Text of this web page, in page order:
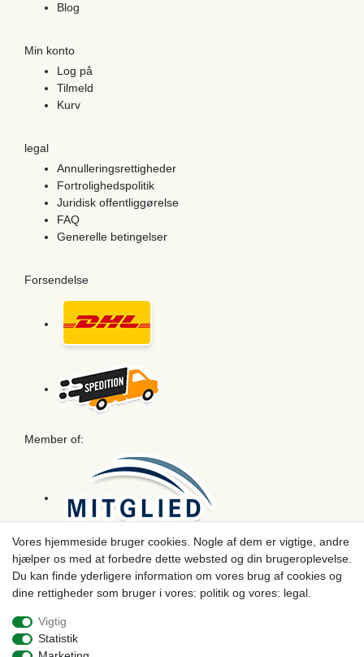
Blog
Min konto
Log på
Tilmeld
Kurv
legal
Annulleringsrettigheder
Fortrolighedspolitik
Juridisk offentliggørelse
FAQ
Generelle betingelser
Forsendelse
Member of:
Betaling
Vores hjemmeside bruger cookies. Nogle af dem er vigtige, andre
hjælper os med at forbedre dette websted og din brugeroplevelse.
Du kan finde yderligere information om vores brug af cookies og
dine rettigheder som bruger i vores: politik og vores: legal.
Vigtig
Statistik